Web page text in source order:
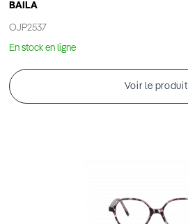
BAILA
OJP2537
En stock en ligne
Voir le produit